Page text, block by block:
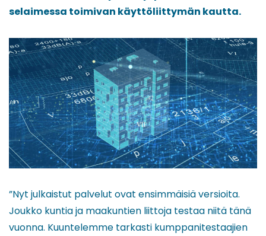
selaimessa toimivan käyttöliittymän kautta.
”Nyt julkaistut palvelut ovat ensimmäisiä versioita.
Joukko kuntia ja maakuntien liittoja testaa niitä tänä
vuonna. Kuuntelemme tarkasti kumppanitestaajien